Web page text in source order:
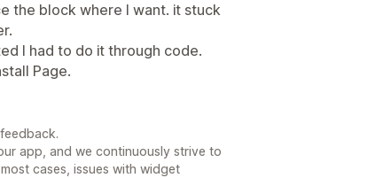
the block where I want. it stuck
I had to do it through code.
Page.
app, and we continuously strive to
cases, issues with widget